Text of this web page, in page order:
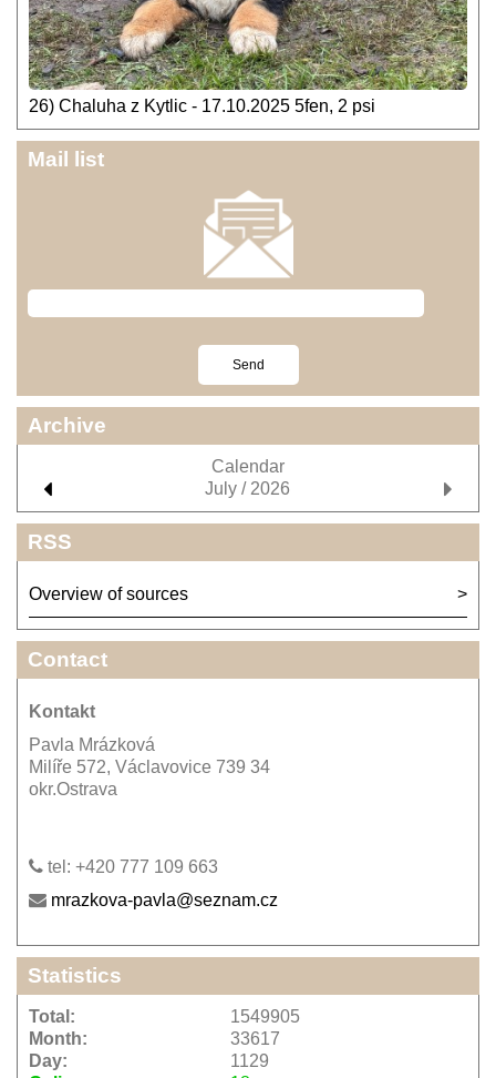
26) Chaluha z Kytlic - 17.10.2025 5fen, 2 psi
Mail list
Archive
Calendar
July / 2026
RSS
Overview of sources
Contact
Kontakt
Pavla Mrázková
Milíře 572, Václavovice 739 34
okr.Ostrava
tel: +420 777 109 663
mrazkova-pavla@seznam.cz
Statistics
Total:
1549905
Month:
33617
Day:
1129